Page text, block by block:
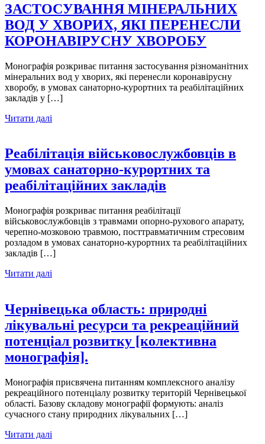
ЗАСТОСУВАННЯ МІНЕРАЛЬНИХ
ВОД У ХВОРИХ, ЯКІ ПЕРЕНЕСЛИ
КОРОНАВІРУСНУ ХВОРОБУ
Монографія розкриває питання застосування різноманітних
мінеральних вод у хворих, які перенесли коронавірусну
хворобу, в умовах санаторно-курортних та реабілітаційних
закладів у […]
Читати далі
Реабілітація військовослужбовців в
умовах санаторно-курортних та
реабілітаційних закладів
Монографія розкриває питання реабілітації
військовослужбовців з травмами опорно-рухового апарату,
черепно-мозковою травмою, посттравматичним стресовим
розладом в умовах санаторно-курортних та реабілітаційних
закладів […]
Читати далі
Чернівецька область: природні
лікувальні ресурси та рекреаційний
потенціал розвитку [колективна
монографія].
Монографія присвячена питанням комплексного аналізу
рекреаційного потенціалу розвитку територій Чернівецької
області. Базову складову монографії формують: аналіз
сучасного стану природних лікувальних […]
Читати далі